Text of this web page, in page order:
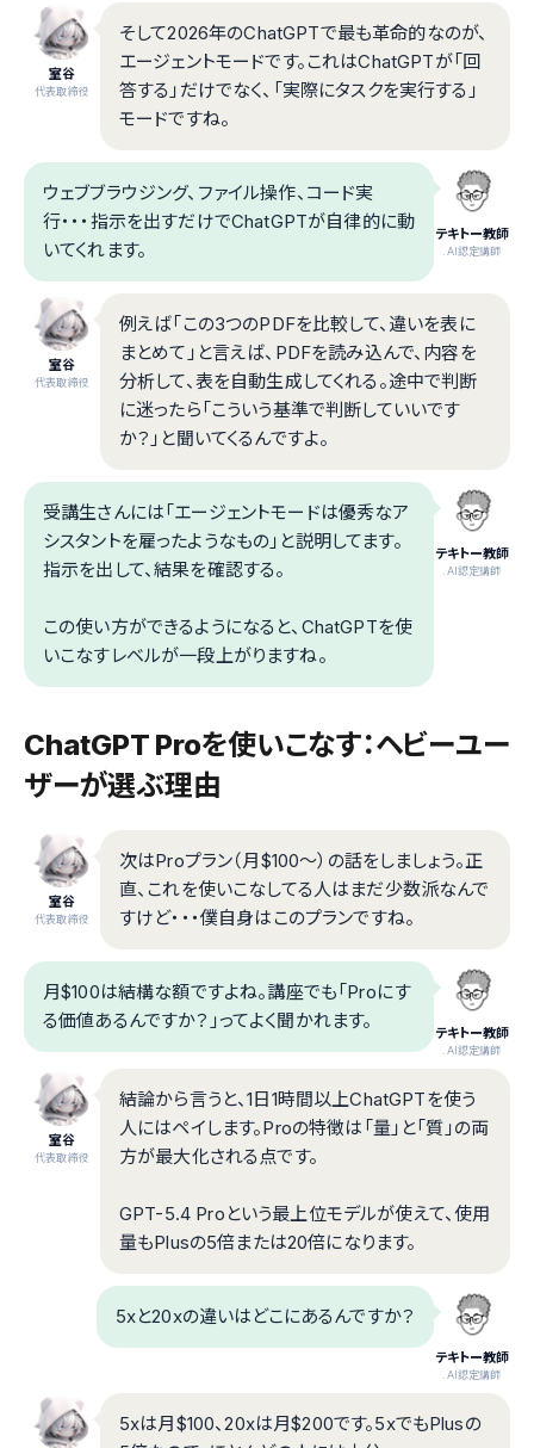
室谷
代表取締役
そして2026年のChatGPTで最も革命的なのが、
エージェントモードです。これはChatGPTが「回
答する」だけでなく、「実際にタスクを実行する」
モードですね。
テキトー教師
.AI認定講師
ウェブブラウジング、ファイル操作、コード実
行・・・指示を出すだけでChatGPTが自律的に動
いてくれます。
室谷
代表取締役
例えば「この3つのPDFを比較して、違いを表に
まとめて」と言えば、PDFを読み込んで、内容を
分析して、表を自動生成してくれる。途中で判断
に迷ったら「こういう基準で判断していいです
か？」と聞いてくるんですよ。
テキトー教師
.AI認定講師
受講生さんには「エージェントモードは優秀なア
シスタントを雇ったようなもの」と説明してます。
指示を出して、結果を確認する。
この使い方ができるようになると、ChatGPTを使
いこなすレベルが一段上がりますね。
ChatGPT Proを使いこなす：ヘビーユー
ザーが選ぶ理由
室谷
代表取締役
次はProプラン（月$100〜）の話をしましょう。正
直、これを使いこなしてる人はまだ少数派なんで
すけど・・・僕自身はこのプランですね。
テキトー教師
.AI認定講師
月$100は結構な額ですよね。講座でも「Proにす
る価値あるんですか？」ってよく聞かれます。
室谷
代表取締役
結論から言うと、1日1時間以上ChatGPTを使う
人にはペイします。Proの特徴は「量」と「質」の両
方が最大化される点です。
GPT-5.4 Proという最上位モデルが使えて、使用
量もPlusの5倍または20倍になります。
テキトー教師
.AI認定講師
5xと20xの違いはどこにあるんですか？
5xは月$100、20xは月$200です。5xでもPlusの